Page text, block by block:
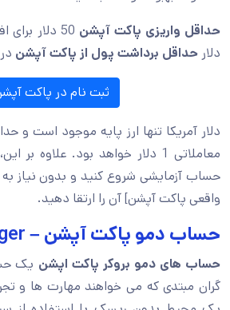
حداقل واریزی پاکت آپشن
دلار حداقل برداشت پول از پاکت آپشن
ثبت نام در پاکت
دلار آمریکا تنها ارز پایه موجود است و
معاملاتی 1 دلار خواهد بود.
حساب آزمایشی شروع کنید و بدون نیاز
واقعی پاکت آپشن] آن را ارتقا دهید.
حساب دمو پاکت آپشن – Stranger
حساب های دمو بروکر پاکت اپشن یک
گران مبتدی که می خواهند مهارت ها و